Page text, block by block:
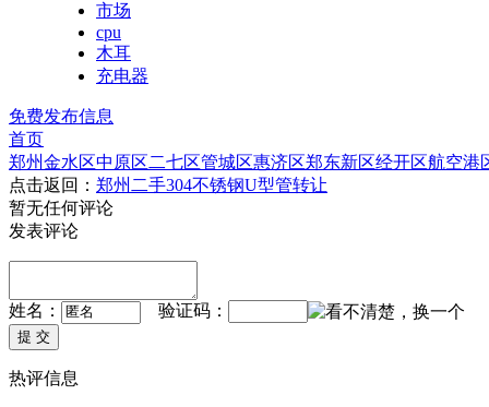
市场
cpu
木耳
充电器
免费发布信息
首页
郑州金水区中原区二七区管城区惠济区郑东新区经开区航空港
点击返回： 郑州二手304不锈钢U型管转让
暂无任何评论
发表评论
姓名： 验证码：
热评信息